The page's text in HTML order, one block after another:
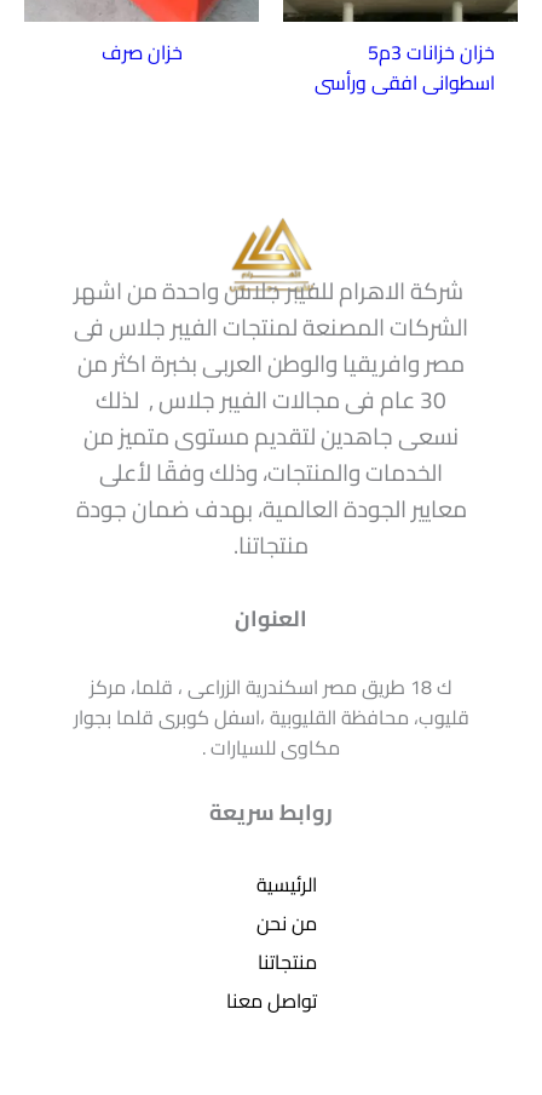
خزان خزانات 3م5
اسطوانى افقى ورأسى
خزان صرف
شركة الاهرام للفيبر جلاس واحدة من اشهر
الشركات المصنعة لمنتجات الفيبر جلاس فى
مصر وافريقيا والوطن العربى بخبرة اكثر من
30 عام فى مجالات الفيبر جلاس , لذلك
نسعى جاهدين لتقديم مستوى متميز من
الخدمات والمنتجات، وذلك وفقًا لأعلى
معايير الجودة العالمية، بهدف ضمان جودة
منتجاتنا.
العنوان
ك 18 طريق مصر اسكندرية الزراعى ، قلما، مركز
قليوب، محافظة القليوبية ،اسفل كوبرى قلما بجوار
مكاوى للسيارات .
روابط سريعة
الرئيسية
من نحن
منتجاتنا
تواصل معنا